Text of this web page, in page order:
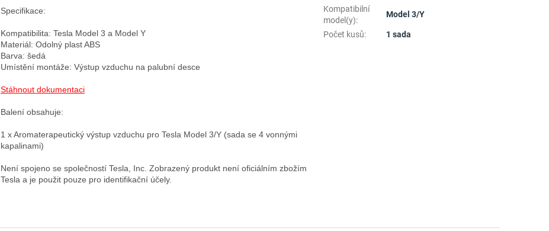
Specifikace:
Kompatibilita: Tesla Model 3 a Model Y
Materiál: Odolný plast ABS
Barva: šedá
Umístění montáže: Výstup vzduchu na palubní desce
Stáhnout dokumentaci
Balení obsahuje:
1 x Aromaterapeutický výstup vzduchu pro Tesla Model 3/Y (sada se 4 vonnými
kapalinami)
Není spojeno se společností Tesla, Inc. Zobrazený produkt není oficiálním zbožím
Kompatibilní
model(y):
Model 3/Y
Počet kusů: 1 sada